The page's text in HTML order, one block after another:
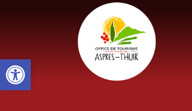
Open toolbar